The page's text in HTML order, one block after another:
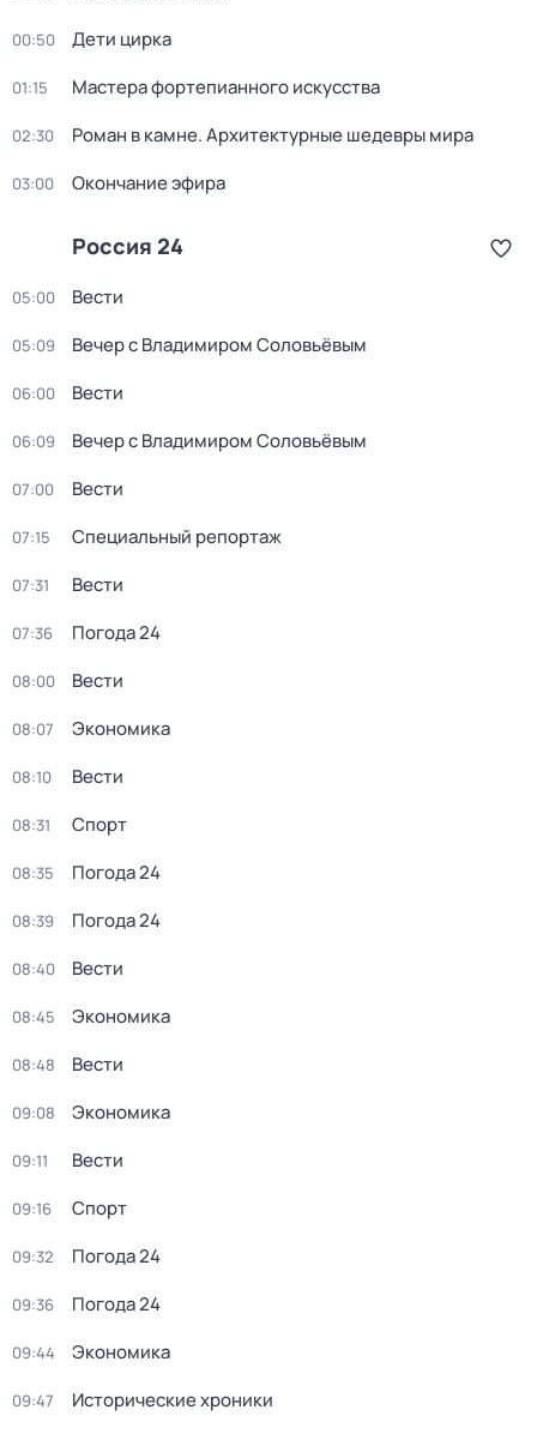
00:50 Дети цирка
01:15 Мастера фортепианного искусства
02:30 Роман в камне. Архитектурные шедевры мира
03:00 Окончание эфира
Россия 24
05:00 Вести
05:09 Вечер с Владимиром Соловьёвым
06:00 Вести
06:09 Вечер с Владимиром Соловьёвым
07:00 Вести
07:15 Специальный репортаж
07:31 Вести
07:36 Погода 24
08:00 Вести
08:07 Экономика
08:10 Вести
08:31 Спорт
08:35 Погода 24
08:39 Погода 24
08:40 Вести
08:45 Экономика
08:48 Вести
09:08 Экономика
09:11 Вести
09:16 Спорт
09:32 Погода 24
09:36 Погода 24
09:44 Экономика
09:47 Исторические хроники